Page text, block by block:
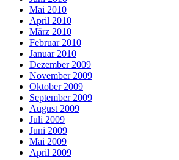
Mai 2010
April 2010
März 2010
Februar 2010
Januar 2010
Dezember 2009
November 2009
Oktober 2009
September 2009
August 2009
Juli 2009
Juni 2009
Mai 2009
April 2009